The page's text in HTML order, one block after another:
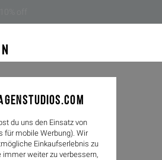
du uns den Einsatz von
für mobile Werbung). Wir
Einkaufserlebnis zu
weiter zu verbessern,